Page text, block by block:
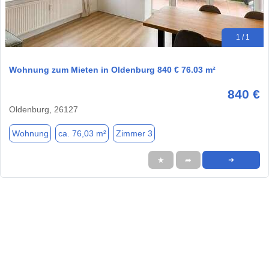
1 / 1
Wohnung zum Mieten in Oldenburg 840 € 76.03 m²
840 €
Oldenburg, 26127
Wohnung ca. 76,03 m² Zimmer 3
★ ➦ ➜